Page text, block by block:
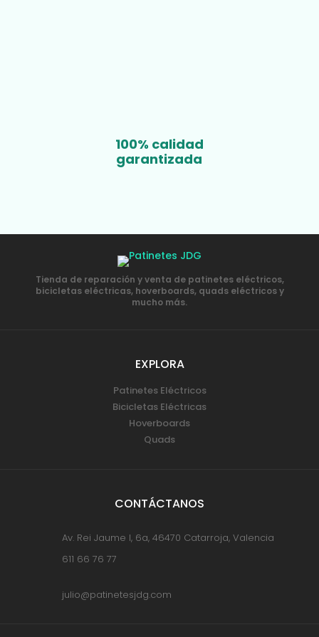
100% calidad
garantizada
Tienda de reparación y venta de patinetes eléctricos,
bicicletas eléctricas, hoverboards, quads eléctricos y
mucho más.
EXPLORA
Patinetes Eléctricos
Bicicletas Eléctricas
Hoverboards
Quads
CONTÁCTANOS
Av. Rei Jaume I, 6a, 46470 Catarroja, Valencia
611 66 76 77
julio@patinetesjdg.com